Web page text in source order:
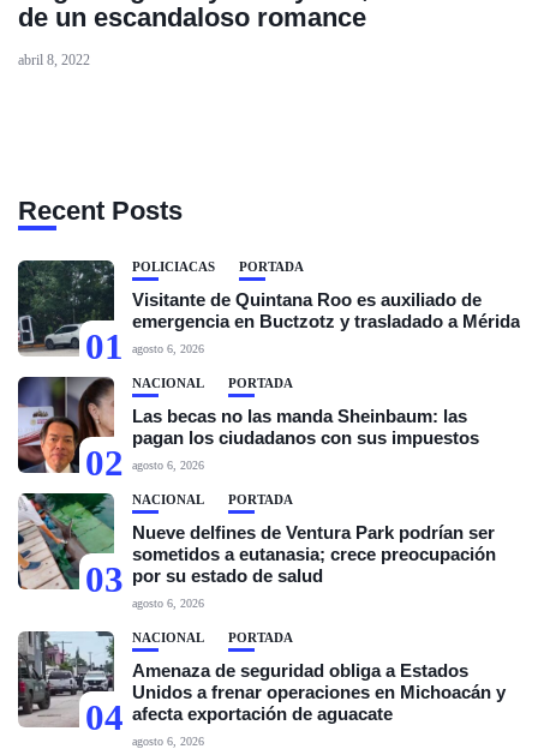
de un escandaloso romance
abril 8, 2022
Recent Posts
01
POLICIACAS PORTADA
Visitante de Quintana Roo es auxiliado de
emergencia en Buctzotz y trasladado a Mérida
agosto 6, 2026
02
NACIONAL PORTADA
Las becas no las manda Sheinbaum: las
pagan los ciudadanos con sus impuestos
agosto 6, 2026
03
NACIONAL PORTADA
Nueve delfines de Ventura Park podrían ser
sometidos a eutanasia; crece preocupación
por su estado de salud
agosto 6, 2026
04
NACIONAL PORTADA
Amenaza de seguridad obliga a Estados
Unidos a frenar operaciones en Michoacán y
afecta exportación de aguacate
agosto 6, 2026